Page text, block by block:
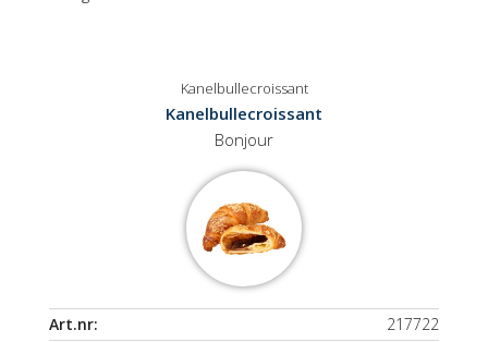
Kanelbullecroissant
Kanelbullecroissant
Bonjour
Art.nr:
217722